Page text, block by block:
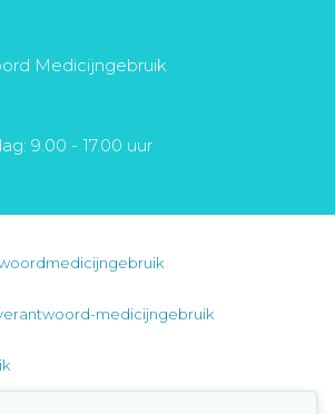
Medicijngebruik
9.00 - 17.00 uur
medicijngebruik